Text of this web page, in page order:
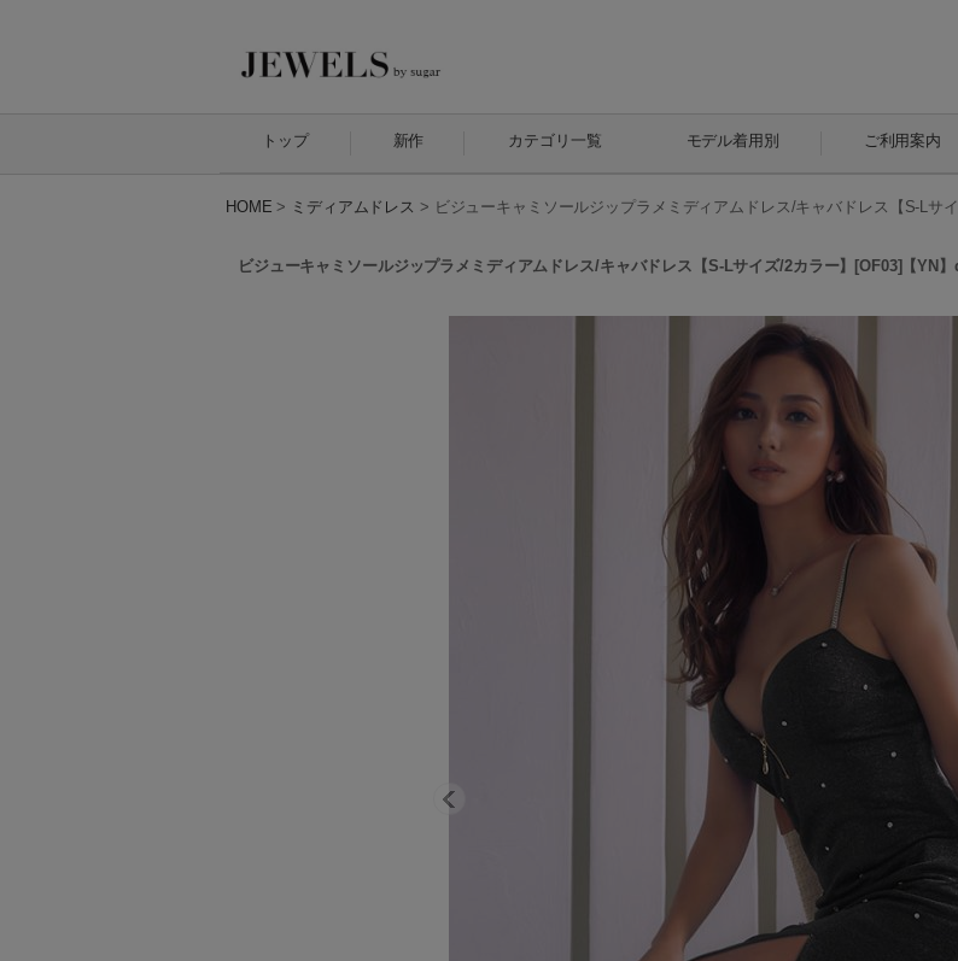
トップ 新作 カテゴリ一覧 モデル着用別 ご利用案内
HOME > ミディアムドレス > ビジューキャミソールジップラメミディアムドレス/キャバドレス【S-Lサ
ビジューキャミソールジップラメミディアムドレス/キャバドレス【S-Lサイズ/2カラー】[OF03]【YN